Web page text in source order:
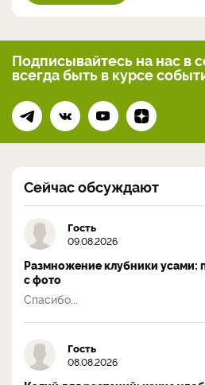
Подписывайтесь на нас в
всегдабыть в курсе
Сейчас обсуждают
Гость
09.08.2026
Размножение клубники усами:
с фото
Спасибо...
Гость
08.08.2026